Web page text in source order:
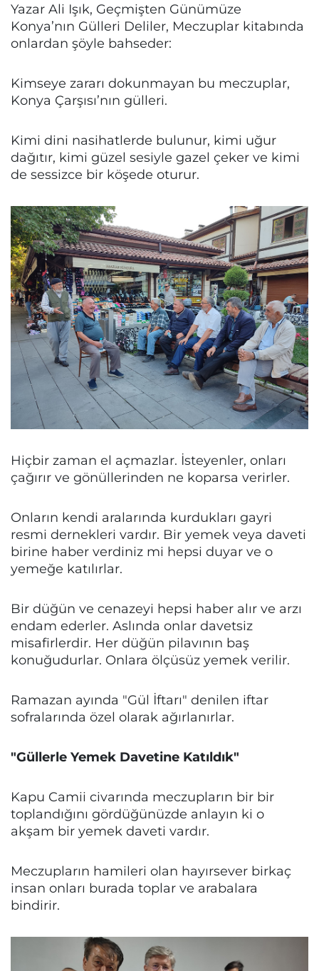
Yazar Ali Işık, Geçmişten Günümüze
Konya’nın Gülleri Deliler, Meczuplar kitabında
onlardan şöyle bahseder:
Kimseye zararı dokunmayan bu meczuplar,
Konya Çarşısı’nın gülleri.
Kimi dini nasihatlerde bulunur, kimi uğur
dağıtır, kimi güzel sesiyle gazel çeker ve kimi
de sessizce bir köşede oturur.
Hiçbir zaman el açmazlar. İsteyenler, onları
çağırır ve gönüllerinden ne koparsa verirler.
Onların kendi aralarında kurdukları gayri
resmi dernekleri vardır. Bir yemek veya daveti
birine haber verdiniz mi hepsi duyar ve o
yemeğe katılırlar.
Bir düğün ve cenazeyi hepsi haber alır ve arzı
endam ederler. Aslında onlar davetsiz
misafirlerdir. Her düğün pilavının baş
konuğudurlar. Onlara ölçüsüz yemek verilir.
Ramazan ayında "Gül İftarı" denilen iftar
sofralarında özel olarak ağırlanırlar.
"Güllerle Yemek Davetine Katıldık"
Kapu Camii civarında meczupların bir bir
toplandığını gördüğünüzde anlayın ki o
akşam bir yemek daveti vardır.
Meczupların hamileri olan hayırsever birkaç
insan onları burada toplar ve arabalara
bindirir.